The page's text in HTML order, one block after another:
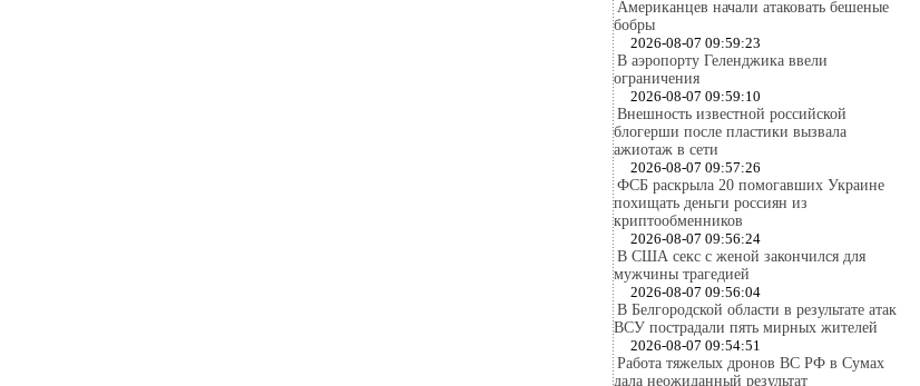
Американцев начали атаковать бешеные
бобры
2026-08-07 09:59:23
В аэропорту Геленджика ввели
ограничения
2026-08-07 09:59:10
Внешность известной российской
блогерши после пластики вызвала
ажиотаж в сети
2026-08-07 09:57:26
ФСБ раскрыла 20 помогавших Украине
похищать деньги россиян из
криптообменников
2026-08-07 09:56:24
В США секс с женой закончился для
мужчины трагедией
2026-08-07 09:56:04
В Белгородской области в результате атак
ВСУ пострадали пять мирных жителей
2026-08-07 09:54:51
Работа тяжелых дронов ВС РФ в Сумах
дала неожиданный результат